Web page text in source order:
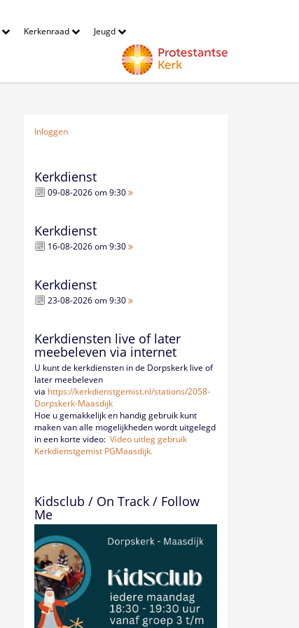
Kerkenraad Jeugd
Inloggen
Kerkdienst
09-08-2026 om 9:30
Kerkdienst
16-08-2026 om 9:30
Kerkdienst
23-08-2026 om 9:30
Kerkdiensten live of later
meebeleven via internet
U kunt de kerkdiensten in de Dorpskerk live of
later meebeleven
via https://kerkdienstgemist.nl/stations/2058-
Dorpskerk-Maasdijk
Hoe u gemakkelijk en handig gebruik kunt
maken van alle mogelijkheden wordt uitgelegd
in een korte video:Video uitleg gebruik
Kerkdienstgemist PGMaasdijk.
Kidsclub / On Track / Follow
Me